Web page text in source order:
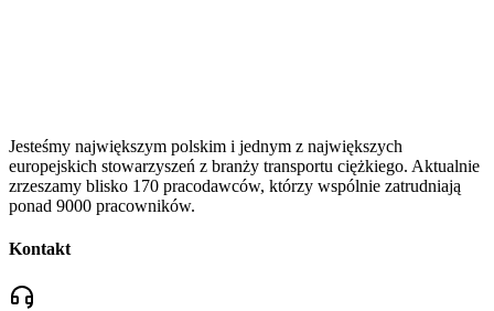
Jesteśmy największym polskim i jednym z największych
europejskich stowarzyszeń z branży transportu ciężkiego. Aktualnie
zrzeszamy blisko 170 pracodawców, którzy wspólnie zatrudniają
ponad 9000 pracowników.
Kontakt